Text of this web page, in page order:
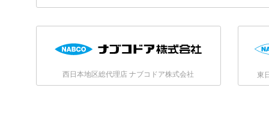
西日本地区総代理店 ナブコドア株式会社 東